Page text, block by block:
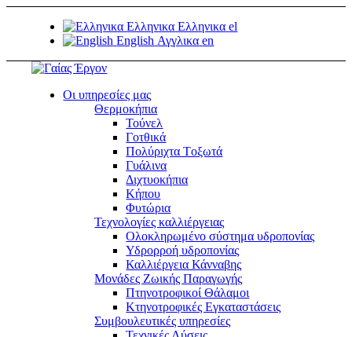
Ελληνικα Ελληνικα el
English Αγγλικα en
Οι υπηρεσίες μας
Θερμοκήπια
Τούνελ
Γοτθικά
Πολύριχτα Tοξωτά
Γυάλινα
Διχτυοκήπια
Κήπου
Φυτώρια
Τεχνολογίες καλλιέργειας
Ολοκληρωμένο σύστημα υδροπονίας
Υδρορροή υδροπονίας
Καλλιέργεια Κάνναβης
Μονάδες Ζωικής Παραγωγής
Πτηνοτροφικοί Θάλαμοι
Κτηνοτροφικές Εγκαταστάσεις
Συμβουλευτικές υπηρεσίες